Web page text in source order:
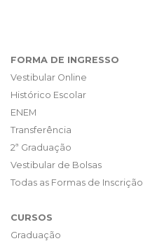
FORMA DE INGRESSO
Vestibular Online
Histórico Escolar
ENEM
Transferência
2ª Graduação
Vestibular de Bolsas
Todas as Formas de Inscrição
CURSOS
Graduação